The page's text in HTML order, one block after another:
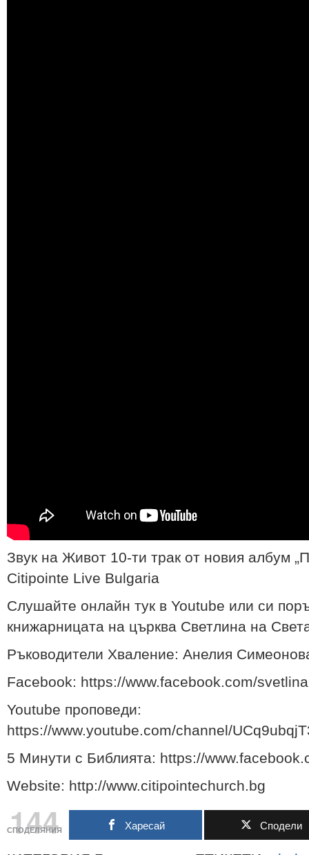
Звук на Живот 10-ти трак от новия албум
Citipointe Live Bulgaria
Слушайте онлайн тук в Youtube или си
книжарницата на църква Светлина на
Ръководители Хваление: Анелия
Facebook: https://www.facebook.com/
Youtube проповеди:
https://www.youtube.com/channel/
5 Минути с Библията: https://
Website: http://www.citipointechurch.bg
144
СПОДЕЛЯНИЯ Харесай Сподели